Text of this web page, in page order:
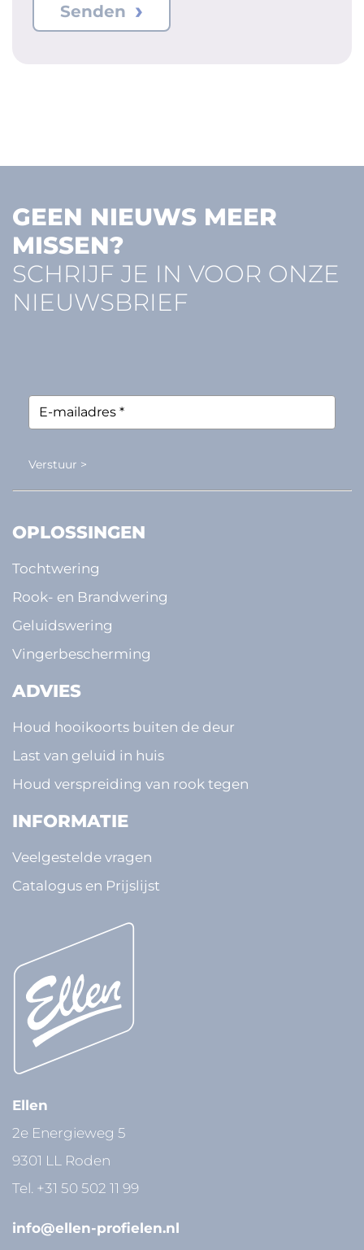
Senden
GEEN NIEUWS MEER
MISSEN?
SCHRIJF JE IN VOOR ONZE
NIEUWSBRIEF
Verstuur >
OPLOSSINGEN
Tochtwering
Rook- en Brandwering
Geluidswering
Vingerbescherming
ADVIES
Houd hooikoorts buiten de deur
Last van geluid in huis
Houd verspreiding van rook tegen
INFORMATIE
Veelgestelde vragen
Catalogus en Prijslijst
Ellen
2e Energieweg 5
9301 LL Roden
Tel. +31 50 502 11 99
info@ellen-profielen.nl